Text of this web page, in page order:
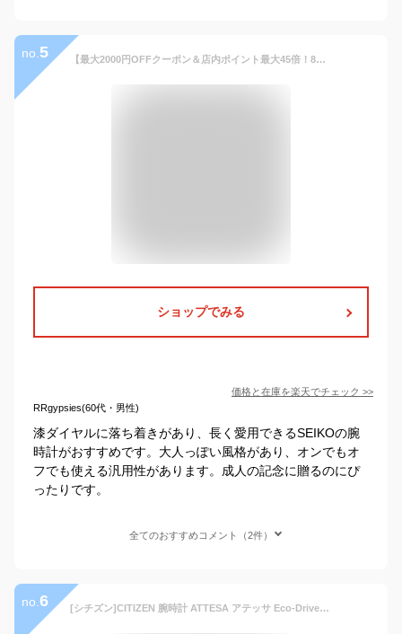
no. 5 【最大2000円OFFクーポン＆店内ポイント最大45倍！8月19日20:00〜8月23日1:59】【60回無金利ローン】 セイコー プレザージュ SEIKO PRESAGE 腕時計 メンズ 自動巻き メカニカル プレステージライン 漆ダイヤル SARX029
ショップでみる
価格と在庫を楽天でチェック >>
RRgypsies(60代・男性)
漆ダイヤルに落ち着きがあり、長く愛用できるSEIKOの腕
時計がおすすめです。大人っぽい風格があり、オンでもオ
フでも使える汎用性があります。成人の記念に贈るのにぴ
ったりです。
全てのおすすめコメント（2件）
no. 6 [シチズン]CITIZEN 腕時計 ATTESA アテッサ Eco-Drive エコ・ドライブ 電波時計 ATD53-2843 メンズ